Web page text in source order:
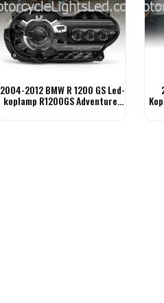
2004-2012 BMW R 1200 GS Led-
koplamp R1200GS Adventure-